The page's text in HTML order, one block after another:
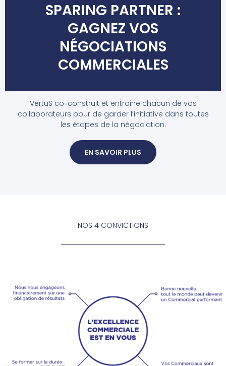
SPARING PARTNER :
GAGNEZ VOS
NÉGOCIATIONS
COMMERCIALES
VertuS co-construit et entraine chacun de vos
collaborateurs pour de garder l’initiative dans toutes
les étapes de la négociation.
EN SAVOIR PLUS
NOS 4 CONVICTIONS